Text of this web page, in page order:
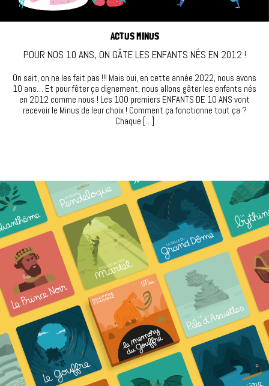
ACTUS MINUS
POUR NOS 10 ANS, ON GÂTE LES ENFANTS NÉS EN 2012 !
On sait, on ne les fait pas !!! Mais oui, en cette année 2022, nous avons
10 ans… Et pour fêter ça dignement, nous allons gâter les enfants nés
en 2012 comme nous ! Les 100 premiers ENFANTS DE 10 ANS vont
recevoir le Minus de leur choix ! Comment ça fonctionne tout ça ?
Chaque […]